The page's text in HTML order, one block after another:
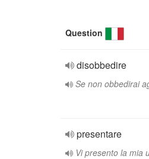
Question
disobbedire
Se non obbedirai
presentare
Vi presento la mia